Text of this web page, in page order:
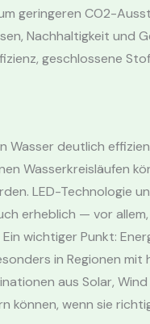
geringeren CO2-
Nachhaltigkeit und
geschlossene
Wasser deutlich
Wasserkreisläufen
LED-Technologie
erheblich — vor
wichtiger Punkt:
in Regionen mit
aus Solar,
können, wenn sie